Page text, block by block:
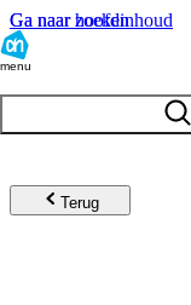
Ga naar hoofdinhoud
Ga naar zoeken
menu
Terug